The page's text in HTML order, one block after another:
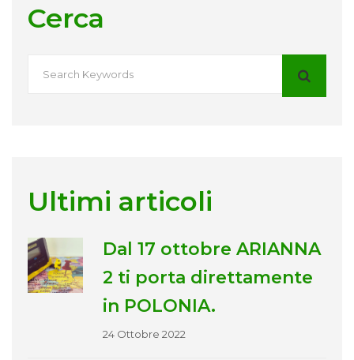
Cerca
Ultimi articoli
Dal 17 ottobre ARIANNA
2 ti porta direttamente
in POLONIA.
24 Ottobre 2022